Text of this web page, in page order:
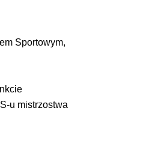
Sportowym,
u mistrzostwa